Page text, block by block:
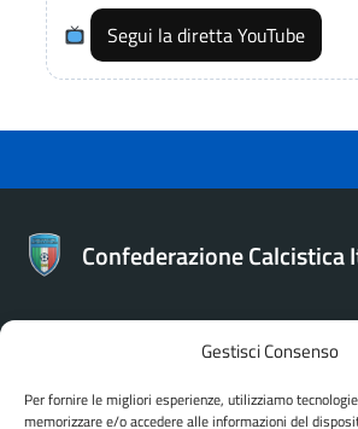
Gestisci Consenso
Per fornire le migliori esperienze, utilizziamo
memorizzare e/o accedere alle informazioni del
Segui la diretta YouTube
Confederazione Calcistica
CONTATTI